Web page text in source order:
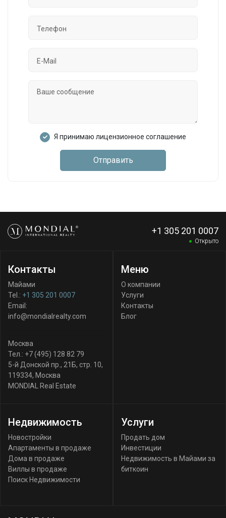
Я принимаю лицензионное соглашение
Отправить
+1 305 201 0007
Открыто
Контакты
Майами
Tel.: +1 305 201 0007
Email:
info@mondialrealty.com
Москва
Тел.: +7 (495) 128 82 79
5-й Донской пр., 21Б, стр. 10,
119334, Москва
MONDIAL Real Estate
Меню
О компании
Услуги
Контакты
Блог
Недвижимость
Новостройки
Апартаменты в продаже
Дома в продаже
Виллы в продаже
Поиск Недвижимости
Услуги
Продать дом
Инвестиции
Недвижимость в Майами за
биткоин